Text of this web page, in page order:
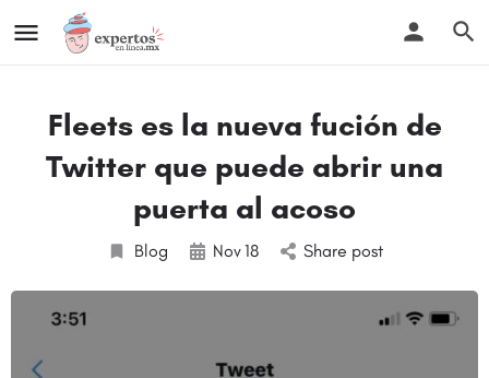
Fleets es la nueva fución de
Twitter que puede abrir una
puerta al acoso
Blog Nov18 Share post